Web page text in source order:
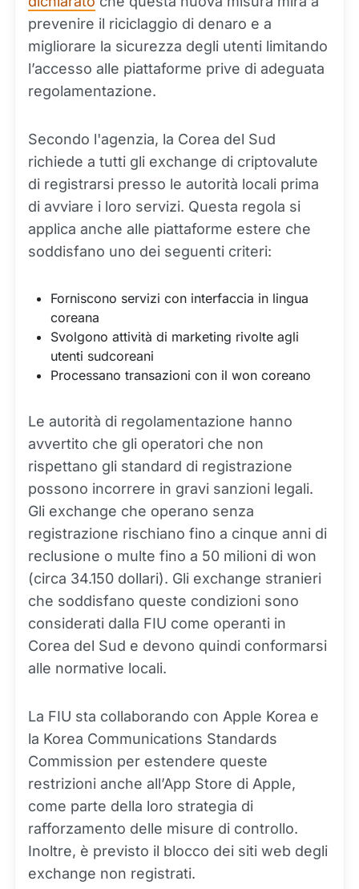
prevenire il riciclaggio di denaro e a
migliorare la sicurezza degli utenti limitando
l’accesso alle piattaforme prive di adeguata
regolamentazione.
Secondo l'agenzia, la Corea del Sud
richiede a tutti gli exchange di criptovalute
di registrarsi presso le autorità locali prima
di avviare i loro servizi. Questa regola si
applica anche alle piattaforme estere che
soddisfano uno dei seguenti criteri:
Forniscono servizi con interfaccia in lingua
coreana
Svolgono attività di marketing rivolte agli
utenti sudcoreani
Processano transazioni con il won coreano
Le autorità di regolamentazione hanno
avvertito che gli operatori che non
rispettano gli standard di registrazione
possono incorrere in gravi sanzioni legali.
Gli exchange che operano senza
registrazione rischiano fino a cinque anni di
reclusione o multe fino a 50 milioni di won
(circa 34.150 dollari). Gli exchange stranieri
che soddisfano queste condizioni sono
considerati dalla FIU come operanti in
Corea del Sud e devono quindi conformarsi
alle normative locali.
La FIU sta collaborando con Apple Korea e
la Korea Communications Standards
Commission per estendere queste
restrizioni anche all’App Store di Apple,
come parte della loro strategia di
rafforzamento delle misure di controllo.
Inoltre, è previsto il blocco dei siti web degli
exchange non registrati.